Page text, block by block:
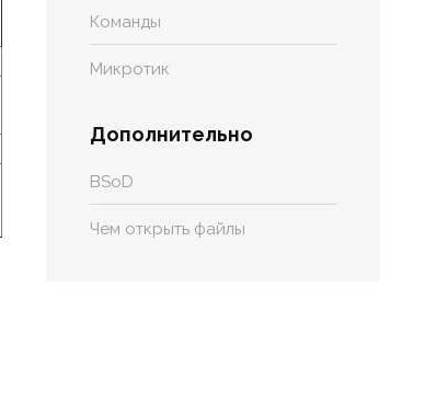
Команды
Микротик
Дополнительно
BSoD
Чем открыть файлы